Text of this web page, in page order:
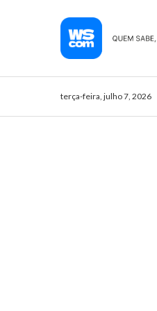
terça-feira, julho 7, 2026